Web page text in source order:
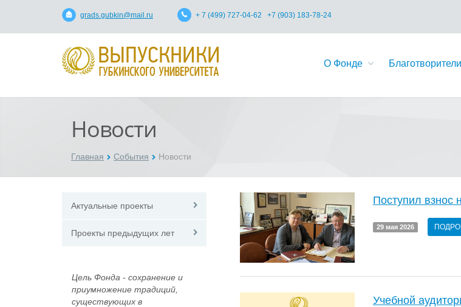
grads.gubkin@mail.ru + 7 (499) 727-04-62 +7 (903) 183-78-24
О Фонде
Новости
Главная События Новости
Актуальные проекты
Проекты предыдущих лет
Цель Фонда - сохранение и
приумножение традиций,
существующих в
Поступил взнос
29 мая 2026
Учебной